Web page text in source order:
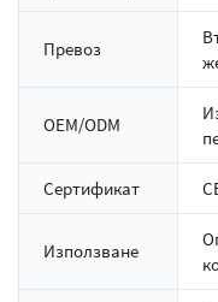
Превоз
OEM/ODM
Сертификат
Използване